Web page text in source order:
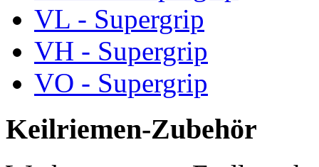
VL - Supergrip
VH - Supergrip
VO - Supergrip
Keilriemen-Zubehör